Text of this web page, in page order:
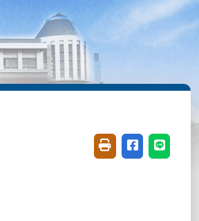
友善列印(開新視窗)
分享至臉書(
分享至